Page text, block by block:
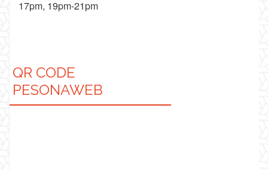
17pm, 19pm-21pm
QR CODE
PESONAWEB